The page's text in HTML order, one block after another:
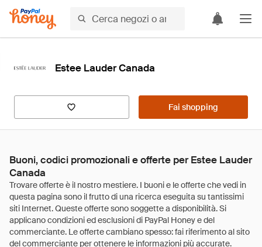
Estee Lauder Canada
Fai shopping
Buoni, codici promozionali e offerte per Estee Lauder
Canada